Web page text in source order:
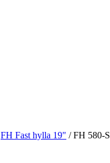
FH Fast hylla 19" / FH 580-S